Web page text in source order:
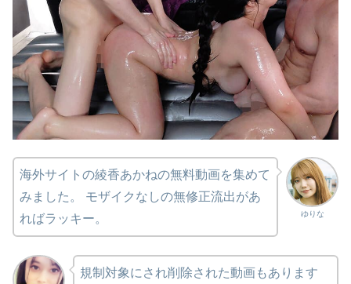
ゆりな
海外サイトの綾香あかねの無料動画を集めて
みました。 モザイクなしの無修正流出があ
ればラッキー。
規制対象にされ削除された動画もあります